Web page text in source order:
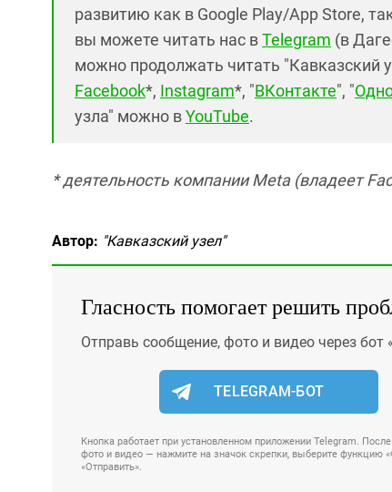
развитию как в Google Play/App Store,
вы можете читать нас вTelegram (в
можно продолжать читать "Кавказский
Facebook*, Instagram*, "ВКонтакте", "
узла" можно вYouTube.
* деятельность компании Meta (владеет
Автор: "Кавказский узел"
Гласность помогает решить
Отправь сообщение, фото и видео через бот
TELEGRAM-БОТ
Кнопка работает при установленном приложении Telegram.
фото и видео — нажмите на значок скрепки, выберите функцию
«Отправить».